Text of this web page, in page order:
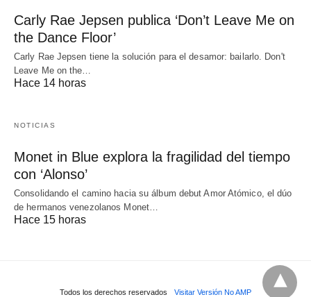
Carly Rae Jepsen publica ‘Don’t Leave Me on
the Dance Floor’
Carly Rae Jepsen tiene la solución para el desamor: bailarlo. Don't
Leave Me on the…
Hace 14 horas
NOTICIAS
Monet in Blue explora la fragilidad del tiempo
con ‘Alonso’
Consolidando el camino hacia su álbum debut Amor Atómico, el dúo
de hermanos venezolanos Monet…
Hace 15 horas
Todos los derechos reservados Visitar Versión No AMP